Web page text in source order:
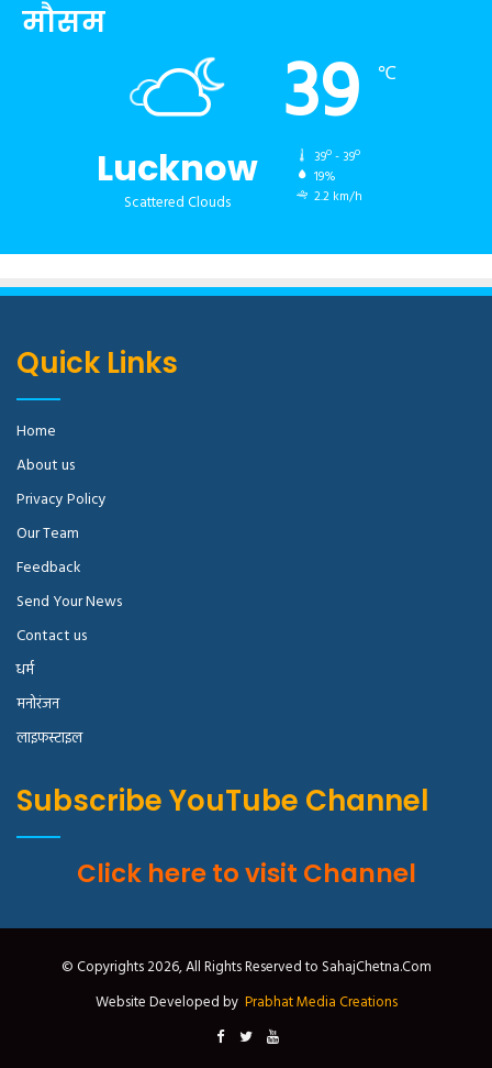
मौसम
Lucknow
Scattered Clouds
39 ℃
39º - 39º
19%
2.2 km/h
Quick Links
Home
About us
Privacy Policy
Our Team
Feedback
Send Your News
Contact us
धर्म
मनोरंजन
लाइफस्टाइल
Subscribe YouTube Channel
Click here to visit Channel
© Copyrights 2026, All Rights Reserved to SahajChetna.Com
Website Developed by Prabhat Media Creations